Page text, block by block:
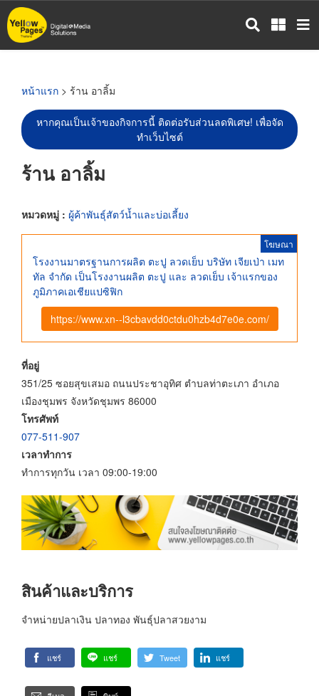
ข้าม
ไป
หน้าแรก > ร้าน อาลิ้ม
หากคุณเป็นเจ้าของกิจการนี้ ติดต่อรับส่วนลดพิเศษ! เพื่อจัด
ทำเว็บไซต์
ร้าน อาลิ้ม
หมวดหมู่ : ผู้ค้าพันธุ์สัตว์น้ำและบ่อเลี้ยง
โฆษณา
โรงงานมาตรฐานการผลิต ตะปู ลวดเย็บ บริษัท เจียเป่า เมท
ทัล จำกัด เป็นโรงงานผลิต ตะปู และ ลวดเย็บ เจ้าแรกของ
ภูมิภาคเอเชียแปซิฟิก
https://www.xn--l3cbavdd0ctdu0hzb4d7e0e.com/
ที่อยู่
351/25 ซอยสุขเสมอ ถนนประชาอุทิศ ตำบลท่าตะเภา อำเภอ
เมืองชุมพร จังหวัดชุมพร 86000
โทรศัพท์
077-511-907
เวลาทำการ
ทำการทุกวัน เวลา 09:00-19:00
สินค้าและบริการ
จำหน่ายปลาเงิน ปลาทอง พันธุ์ปลาสวยงาม
แชร์ แชร์ Tweet แชร์